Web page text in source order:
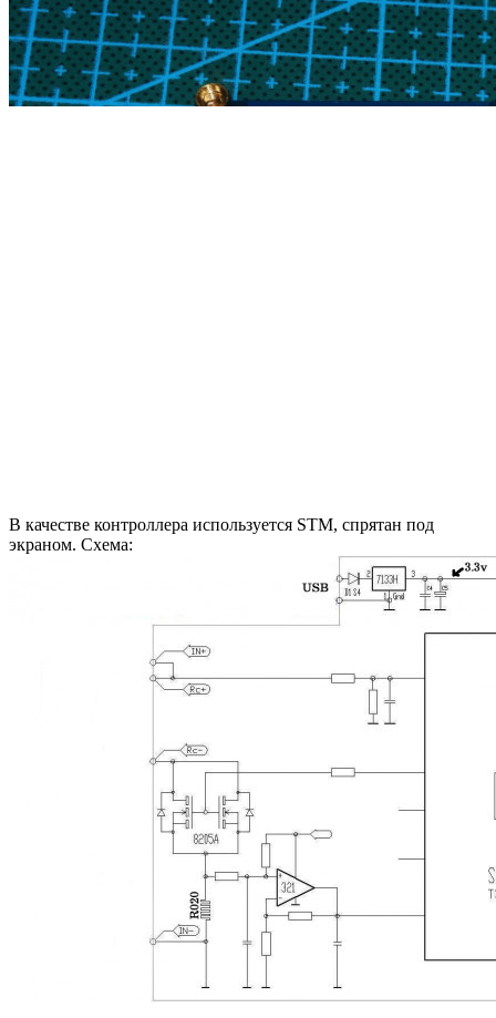
В качестве контроллера используется STM, спрятан под
экраном. Схема: